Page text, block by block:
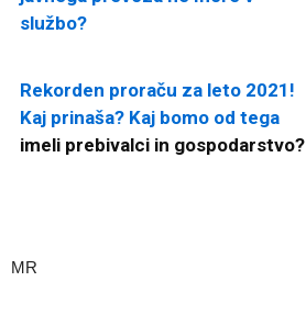
službo?
Rekorden proraču za leto 2021!
Kaj prinaša? Kaj bomo od tega
imeli prebivalci in gospodarstvo?
MR